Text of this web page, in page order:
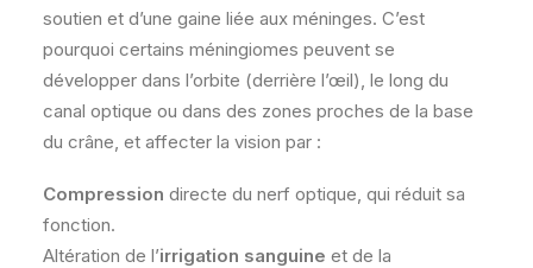
soutien et d’une gaine liée aux méninges. C’est
pourquoi certains méningiomes peuvent se
développer dans l’orbite (derrière l’œil), le long du
canal optique ou dans des zones proches de la base
du crâne, et affecter la vision par :
Compression directe du nerf optique, qui réduit sa
fonction.
Altération de l’irrigation sanguine et de la